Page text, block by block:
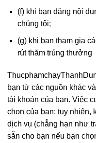
(f) khi bạn đăng nội
chúng tôi;
(g) khi bạn tham gia
rút thăm trúng thưởng
bạn từ các nguồn khác
tài khoản của bạn. Việc
chọn của bạn; tuy nhiên,
dịch vụ (chẳng hạn như
sẵn cho bạn nếu bạn